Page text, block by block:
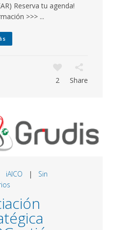
Reserva tu agenda!
>>> ...
2 Share
iAICO | Sin